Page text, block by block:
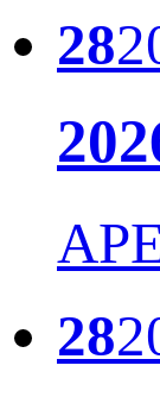
28
28